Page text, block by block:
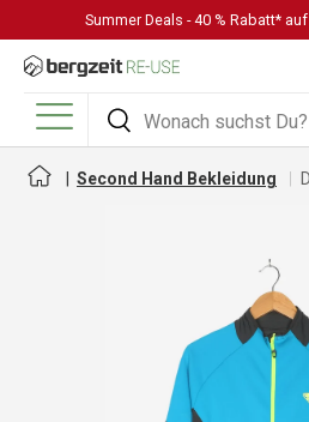
DIREKT ZUM INHALT
Summer Deals - 40 % Rabatt* auf
Suchen
Suchen
Menü
Second Hand Bekleidung